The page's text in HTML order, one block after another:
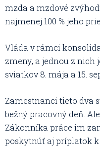
mzda a mzdové
najmenej 100 % jeho
Vláda v rámci
zmeny, a jednou z nich
sviatkov 8. mája a 15.
Zamestnanci tieto dva
bežný pracovný deň.
Zákonníka práce im
poskytnúť aj príplatok